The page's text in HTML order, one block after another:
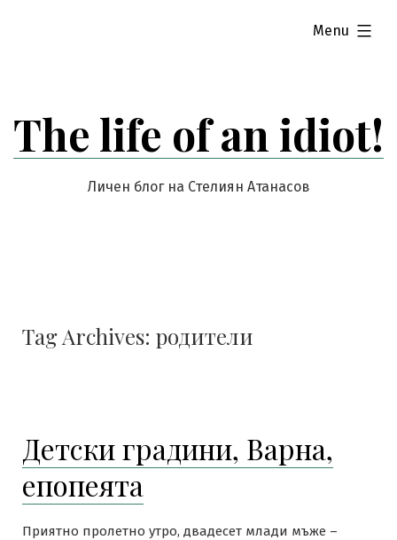
The life of an idiot!
Личен блог на Стелиян Атанасов
Menu
expanded
Tag Archives: родители
Детски градини, Варна,
епопеята
Приятно пролетно утро, двадесет млади мъже –